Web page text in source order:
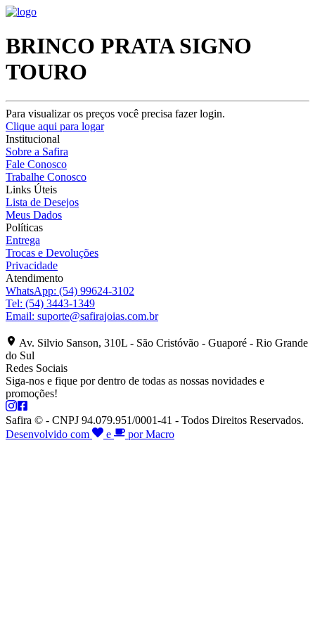
BRINCO PRATA SIGNO
TOURO
Para visualizar os preços você precisa fazer login.
Clique aqui para logar
Institucional
Sobre a Safira
Fale Conosco
Trabalhe Conosco
Links Úteis
Lista de Desejos
Meus Dados
Políticas
Entrega
Trocas e Devoluções
Privacidade
Atendimento
WhatsApp: (54) 99624-3102
Tel: (54) 3443-1349
Email: suporte@safirajoias.com.br
Av. Silvio Sanson, 310L - São Cristóvão - Guaporé - Rio Grande
do Sul
Redes Sociais
Siga-nos e fique por dentro de todas as nossas novidades e
promoções!
Safira © - CNPJ 94.079.951/0001-41 - Todos Direitos Reservados.
Desenvolvido com
e por Macro